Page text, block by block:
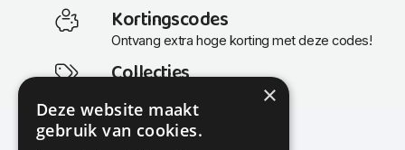
Kortingscodes
Ontvang extra hoge korting met deze codes!
Collecties
Actuele en populaire collecties
×
Deze website maakt
gebruik van cookies.